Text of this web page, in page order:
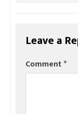
Leave a
Comment*